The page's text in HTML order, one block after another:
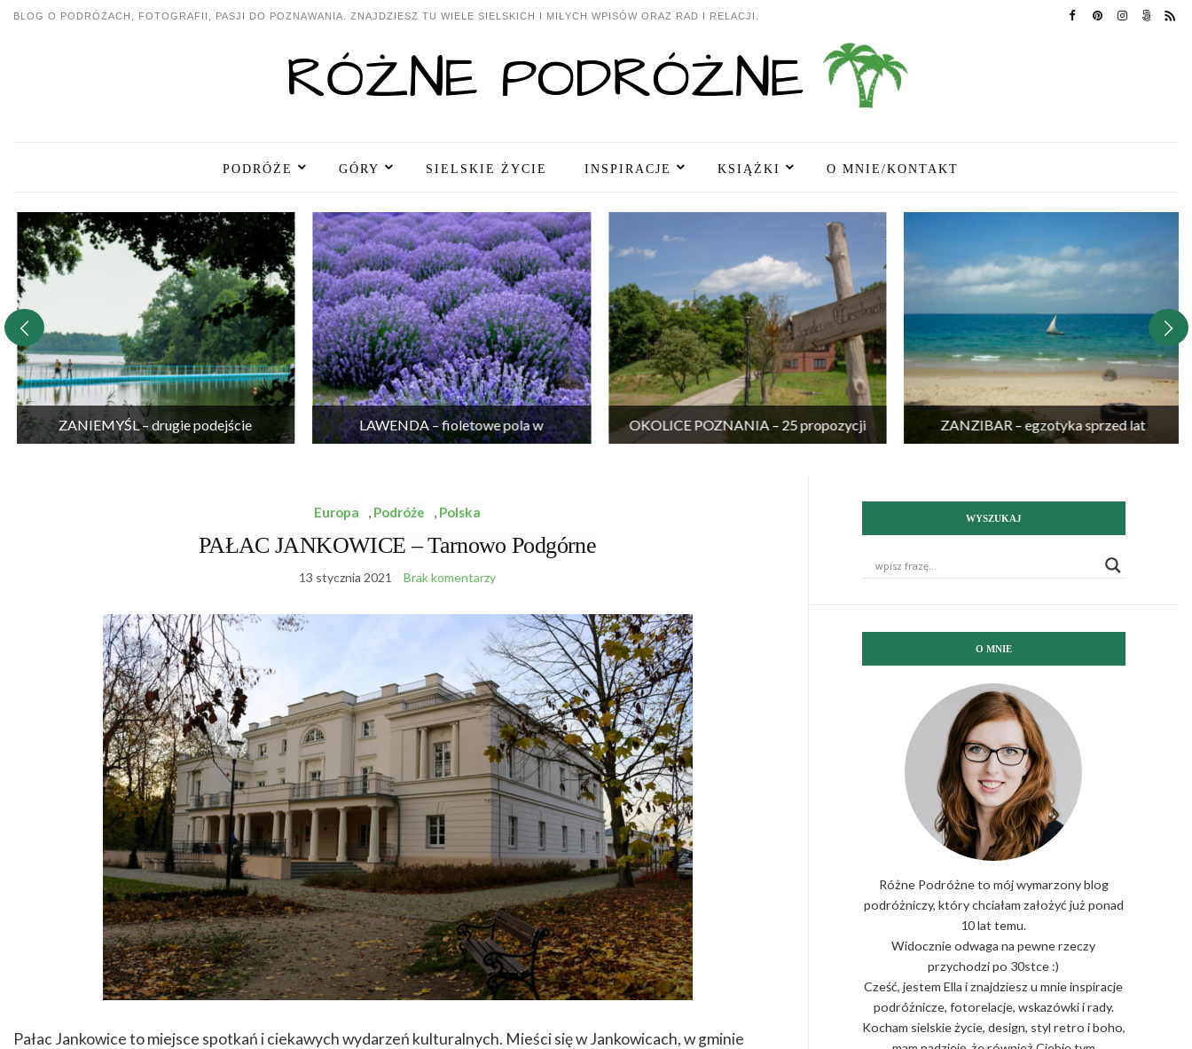
BLOG O PODRÓŻACH, FOTOGRAFII, PASJI DO POZNAWANIA. ZNAJDZIESZ TU WIELE SIELSKICH I MIŁYCH WPISÓW ORAZ RAD I RELACJI.
PODRÓŻE GÓRY SIELSKIE ŻYCIE INSPIRACJE KSIĄŻKI O MNIE/KONTAKT
ZANIEMYŚL – drugie podejście
LAWENDA – fioletowe pola w
OKOLICE POZNANIA – 25 propozycji
ZANZIBAR – egzotyka sprzed lat
Europa , Podróże , Polska
PAŁAC JANKOWICE – Tarnowo Podgórne
13 stycznia 2021 Brak komentarzy
Pałac Jankowice to miejsce spotkań i ciekawych wydarzeń kulturalnych. Mieści się w Jankowicach, w gminie
WYSZUKAJ
O MNIE
Różne Podróżne to mój wymarzony blog
podróżniczy, który chciałam założyć już ponad
10 lat temu.
Widocznie odwaga na pewne rzeczy
przychodzi po 30stce :)
Cześć, jestem Ella i znajdziesz u mnie inspiracje
podróżnicze, fotorelacje, wskazówki i rady.
Kocham sielskie życie, design, styl retro i boho,